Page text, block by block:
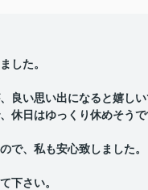
した。
良い思い出になると嬉しい
休日はゆっくり休めそうで
で、私も安心致しました。
下さい。